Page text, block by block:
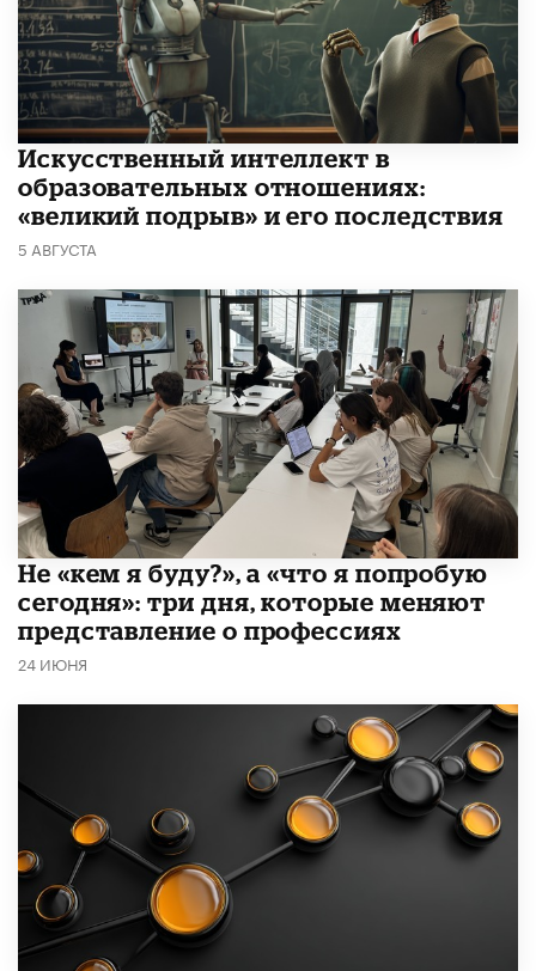
​Искусственный интеллект в
образовательных отношениях:
«великий подрыв» и его последствия
5 АВГУСТА
Не «кем я буду?», а «что я попробую
сегодня»: три дня, которые меняют
представление о профессиях
24 ИЮНЯ